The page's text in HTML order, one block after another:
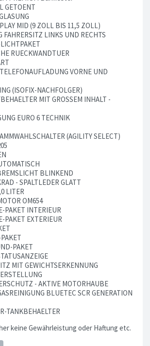
GETOENT
MID (9 ZOLL BIS 11,5 ZOLL)
FAHRERSITZ LINKS UND RECHTS
RUECKWANDTUER
VORNE UND
(ISOFIX-NACHFOLGER)
MIT GROSSEM INHALT -
EURO 6 TECHNIK
(AGILITY SELECT)
BLINKEND
- SPALTLEDER GLATT
LITER
OM654
PAKET INTERIEUR
PAKET EXTERIEUR
PAKET
MIT GEWICHTSERKENNUNG
- AKTIVE MOTORHAUBE
BLUETEC SCR GENERATION
TANKBEHAELTER
keine Gewährleistung oder Haftung etc.